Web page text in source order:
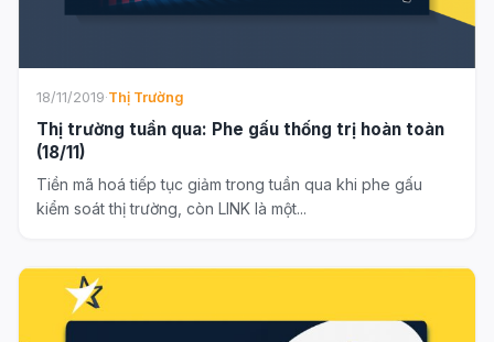
18/11/2019·Thị Trường
Thị trường tuần qua: Phe gấu thống trị hoàn toàn
(18/11)
Tiền mã hoá tiếp tục giảm trong tuần qua khi phe gấu
kiểm soát thị trường, còn LINK là một...